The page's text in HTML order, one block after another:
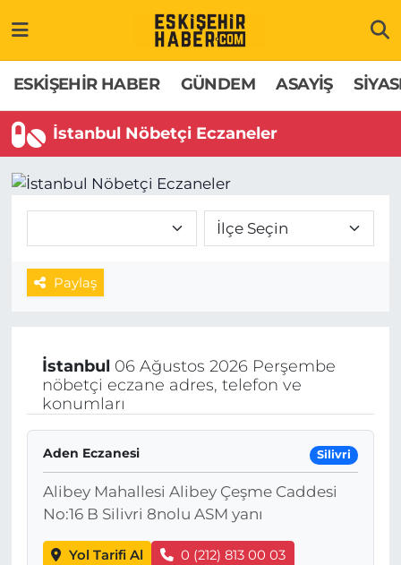
ESKİŞEHİR HABER GÜNDEM ASAYİŞ
İstanbul Nöbetçi Eczaneler
Paylaş
İstanbul 06 Ağustos 2026 Perşembe
nöbetçi eczane adres, telefon ve
konumları
Aden Eczanesi Silivri
Alibey Mahallesi Alibey Çeşme Caddesi
No:16 B Silivri 8nolu ASM yanı
Yol Tarifi Al 0 (212) 813 00 03
GÜNDEM
ASAYİŞ
EKONOMİ
SAĞLIK
SPOR
MAGAZİN
Hakkımızda
İletişim
Odunpazarı Trafik Yoğunluk Haritası
Süper Lig Puan Durumu ve Fikstür
Son Dakika Haberleri
Haber Arşivi